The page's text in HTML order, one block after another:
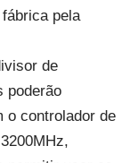
pela
de
poderão
o controlador de